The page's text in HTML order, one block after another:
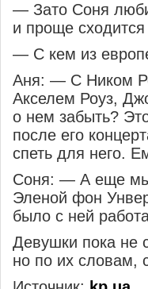
— Зато Соня
и проще
— С кем из
Аня: — С Ником
Акселем Роуз,
о нем забыть?
после его
спеть для него.
Соня: — А еще мы
Эленой фон
было с ней
Девушки пока не
но по их словам,